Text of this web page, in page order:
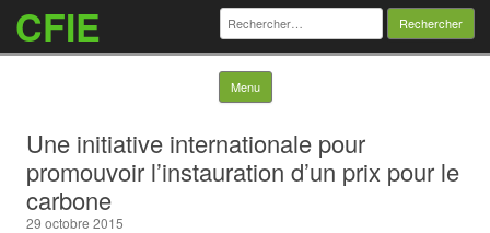
CFIE Rechercher :
Menu Skip to content
Une initiative internationale pour
promouvoir l’instauration d’un prix pour le
carbone
29 octobre 2015